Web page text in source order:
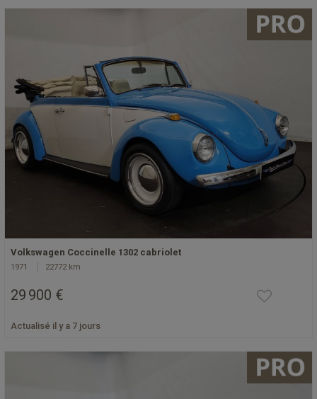
Volkswagen Coccinelle 1302 cabriolet
1971 22772 km
29 900 €
Actualisé il y a 7 jours